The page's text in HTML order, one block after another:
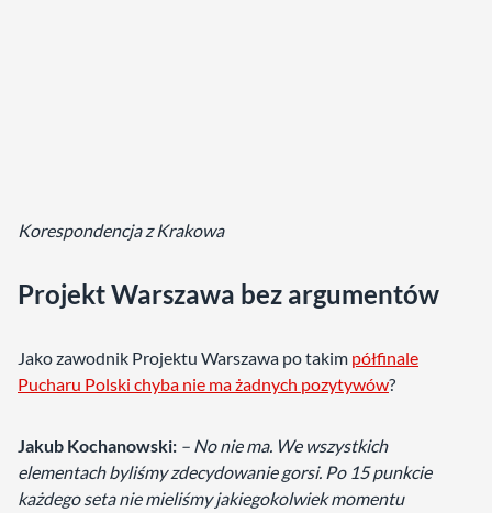
Korespondencja z Krakowa
Projekt Warszawa bez argumentów
Jako zawodnik Projektu Warszawa po takim półfinale
Pucharu Polski chyba nie ma żadnych pozytywów?
Jakub Kochanowski: – No nie ma. We wszystkich
elementach byliśmy zdecydowanie gorsi. Po 15 punkcie
każdego seta nie mieliśmy jakiegokolwiek momentu